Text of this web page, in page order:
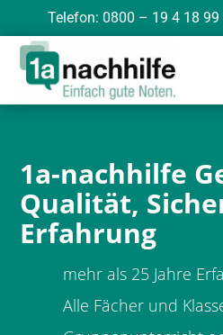
Telefon: 0800 – 19 4 18 99
1a-nachhilfe
Qualität,
Erfahrung
mehr als 25 Jahre
Alle Fächer und